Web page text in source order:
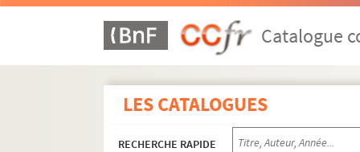
Catalogue
LES CATALOGUES
RECHERCHE RAPIDE